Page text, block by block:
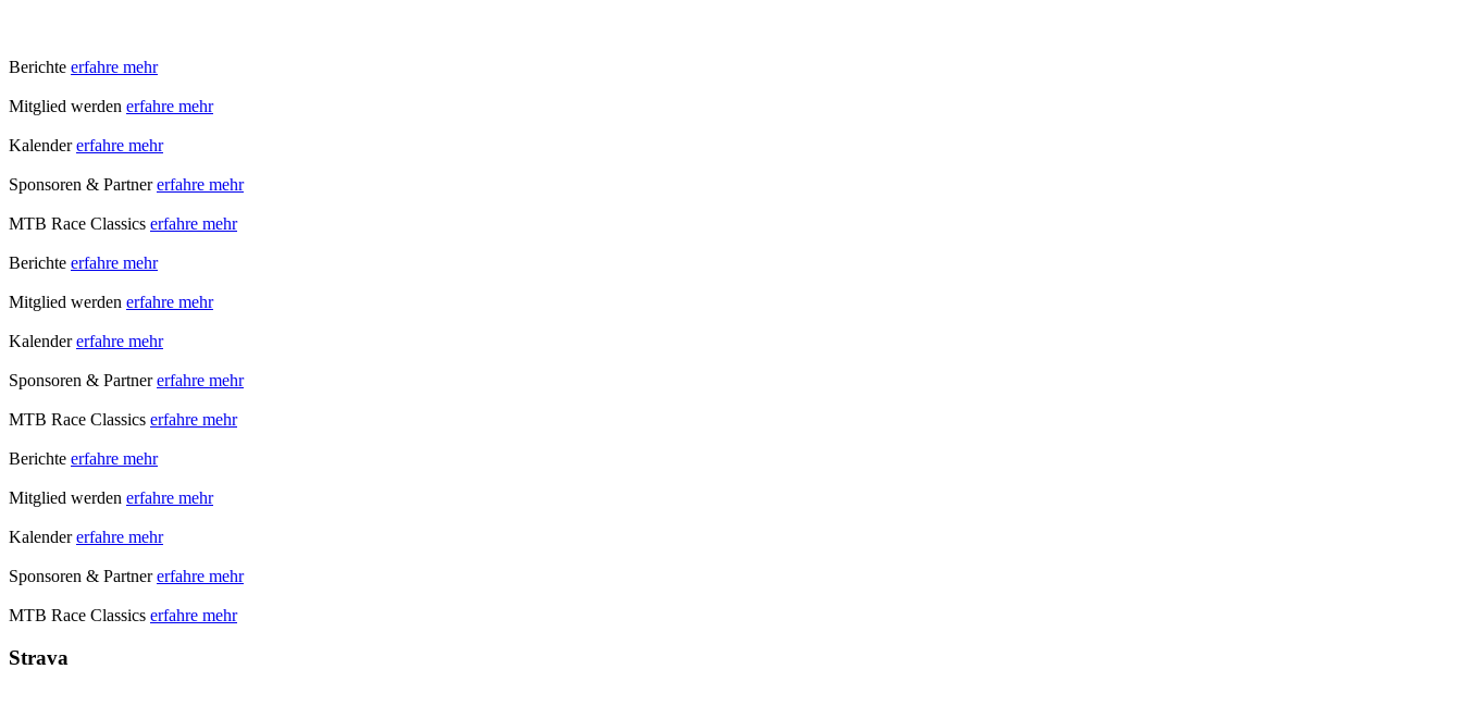
Berichte erfahre mehr
Mitglied werden erfahre mehr
Kalender erfahre mehr
Sponsoren & Partner erfahre mehr
MTB Race Classics erfahre mehr
Berichte erfahre mehr
Mitglied werden erfahre mehr
Kalender erfahre mehr
Sponsoren & Partner erfahre mehr
MTB Race Classics erfahre mehr
Berichte erfahre mehr
Mitglied werden erfahre mehr
Kalender erfahre mehr
Sponsoren & Partner erfahre mehr
MTB Race Classics erfahre mehr
Strava